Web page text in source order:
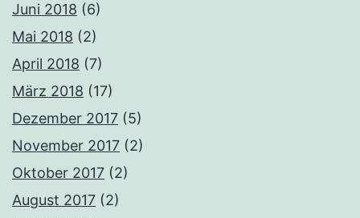
Juni 2018 (6)
Mai 2018 (2)
April 2018 (7)
März 2018 (17)
Dezember 2017 (5)
November 2017 (2)
Oktober 2017 (2)
August 2017 (2)